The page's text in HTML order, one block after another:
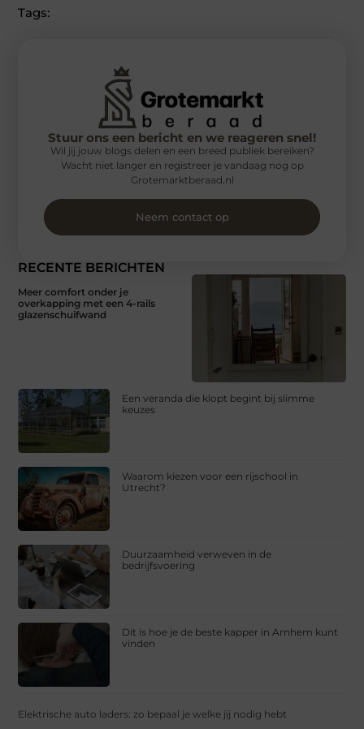
Tags:
RECENTE BERICHTEN
Meer comfort onder je
overkapping met een 4-rails
glazenschuifwand
Een veranda die klopt begint bij slimme
keuzes
Waarom kiezen voor een rijschool in
Utrecht?
Duurzaamheid verweven in de
bedrijfsvoering
Dit is hoe je de beste kapper in Arnhem kunt
vinden
Elektrische auto laders: zo bepaal je welke jij nodig hebt
Stuur ons een bericht en we reageren snel!
Wil jij jouw blogs delen en een breed publiek bereiken?
Wacht niet langer en registreer je vandaag nog op
Grotemarktberaad.nl
Neem contact op